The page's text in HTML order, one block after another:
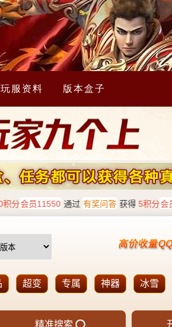
玩服资料 版本盒子